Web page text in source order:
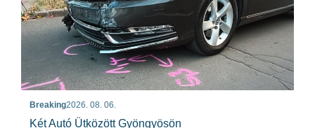
Breaking2026. 08. 06.
Két Autó Ütközött Gyöngyösön